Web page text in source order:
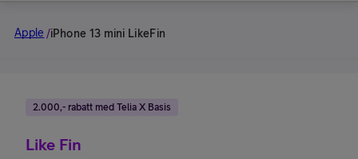
Apple /iPhone 13 mini LikeFin
2.000,- rabatt med Telia X Basis
Like Fin